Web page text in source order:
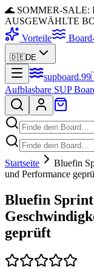
🌊 SOMMER-SALE:
AUSGEWÄHLTE
Vorteile
🇩🇪DE
supboard.99
Aufblasbare SUP
Startseite
Bluefin
und Performance
Bluefin Sprint
geprüft